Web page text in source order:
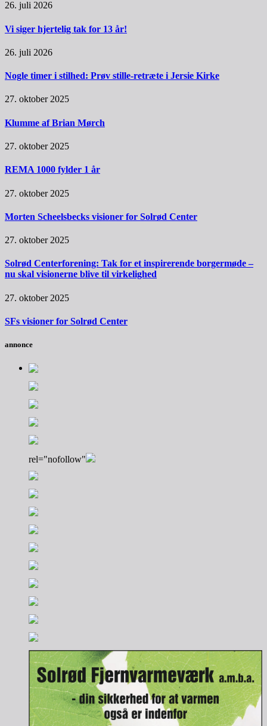
26. juli 2026
Vi siger hjertelig tak for 13 år!
26. juli 2026
Nogle timer i stilhed: Prøv stille-retræte i Jersie Kirke
27. oktober 2025
Klumme af Brian Mørch
27. oktober 2025
REMA 1000 fylder 1 år
27. oktober 2025
Morten Scheelsbecks visioner for Solrød Center
27. oktober 2025
Solrød Centerforening: Tak for et inspirerende borgermøde –
nu skal visionerne blive til virkelighed
27. oktober 2025
SFs visioner for Solrød Center
annonce
rel="nofollow"